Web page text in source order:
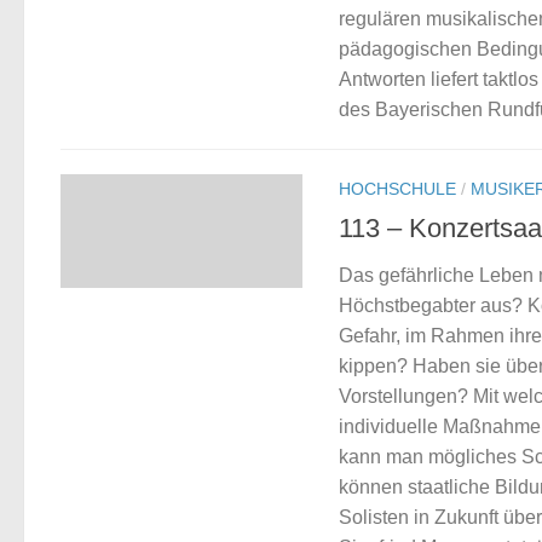
regulären
pädagogischen
Antworten liefert
des Bayerischen
HOCHSCHULE /
113 –
Das gefährliche
Höchstbegabter aus?
Gefahr, im Rahmen
kippen? Haben sie
Vorstellungen? Mit
individuelle
kann man mögliches
können staatliche
Solisten in Zukunft